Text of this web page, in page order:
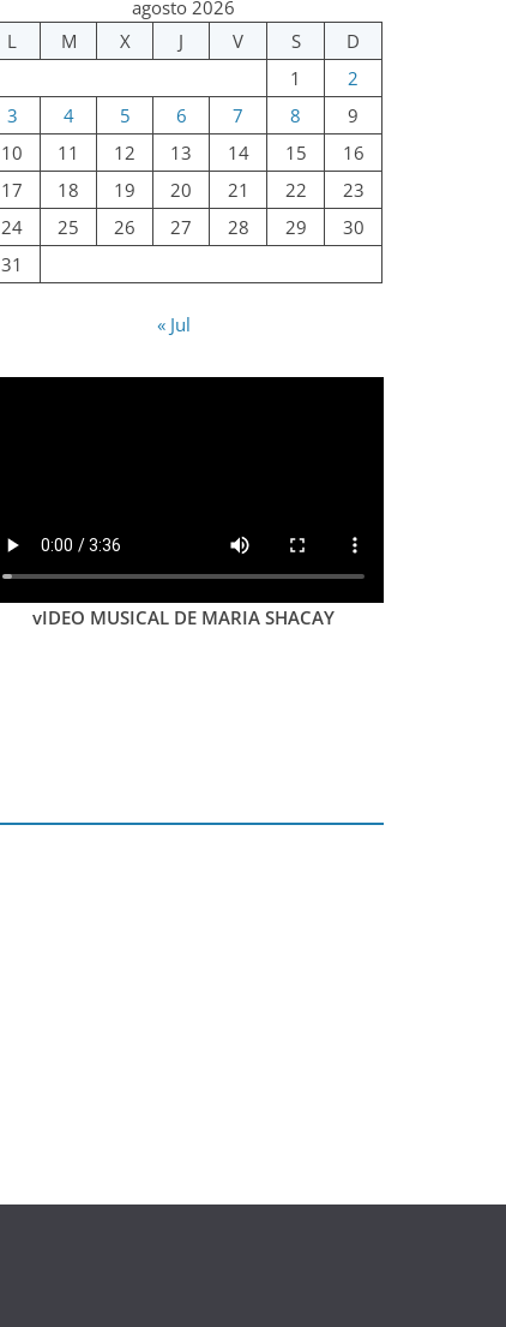
agosto 2026
L
M X J V S
D
1
2
3
4 5 6 7 8
9
10
11 12 13 14 15
16
17
18 19 20 21 22
23
24
25 26 27 28 29
30
31
« Jul
vIDEO MUSICAL DE MARIA SHACAY